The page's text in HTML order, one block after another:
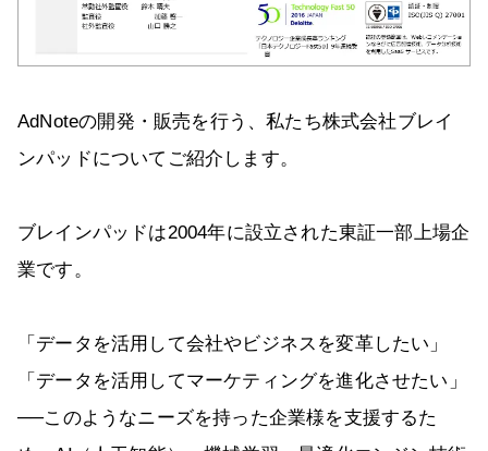
AdNoteの開発・販売を行う、私たち株式会社ブレイ
ンパッドについてご紹介します。
ブレインパッドは2004年に設立された東証一部上場企
業です。
「データを活用して会社やビジネスを変革したい」
「データを活用してマーケティングを進化させたい」
──このようなニーズを持った企業様を支援するた